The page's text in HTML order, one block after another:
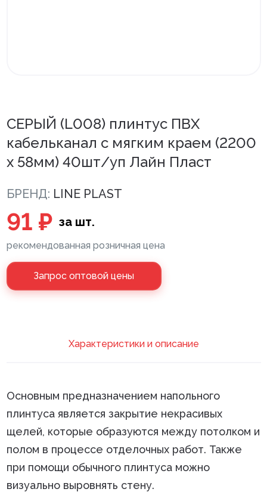
Листовые панели
Подоконники с комплектующими
Напольные покрытия ПВХ
Напольные покрытия ХДФ
Плинтус напольный с фурнитурой
Керамическая плитка
Клей монтажный
СЕРЫЙ (L008) плинтус ПВХ
кабельканал с мягким краем (2200
х 58мм) 40шт/уп Лайн Пласт
БРЕНД: LINE PLAST
91 ₽ за шт.
рекомендованная розничная цена
Запрос оптовой цены
Xарактеристики и описание
Основным предназначением напольного
плинтуса является закрытие некрасивых
щелей, которые образуются между потолком и
полом в процессе отделочных работ. Также
при помощи обычного плинтуса можно
визуально выровнять стену.